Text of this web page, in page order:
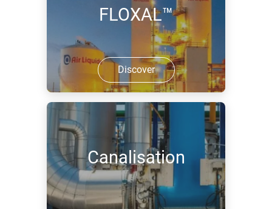
FLOXAL™
Discover
Canalisation